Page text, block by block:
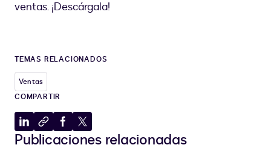
ventas. ¡Descárgala!
TEMAS RELACIONADOS
Ventas
COMPARTIR
Compartir
en
Copiar
al
Compartir
en
Compartir
en
Publicaciones relacionadas